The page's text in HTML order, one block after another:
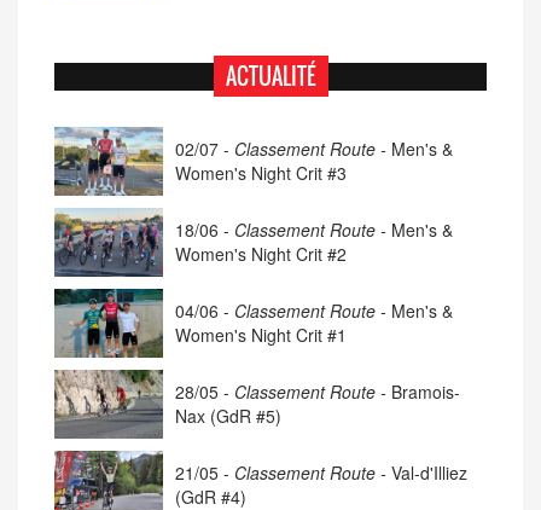
ACTUALITÉ
02/07 - Classement Route - Men's &
Women's Night Crit #3
18/06 - Classement Route - Men's &
Women's Night Crit #2
04/06 - Classement Route - Men's &
Women's Night Crit #1
28/05 - Classement Route - Bramois-
Nax (GdR #5)
21/05 - Classement Route - Val-d'Illiez
(GdR #4)